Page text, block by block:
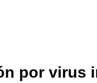
por virus